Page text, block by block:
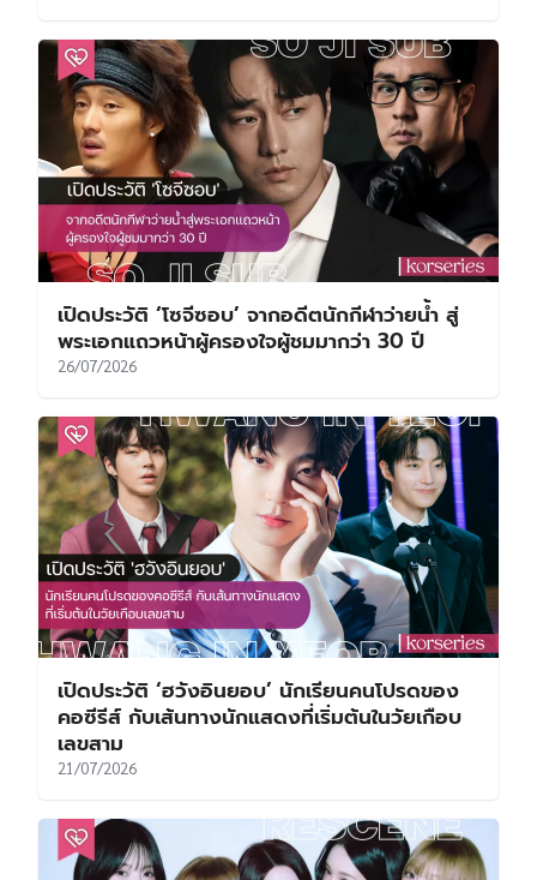
เปิดประวัติ ‘โซจีซอบ’ จากอดีตนักกีฬาว่ายน้ำ สู่
พระเอกแถวหน้าผู้ครองใจผู้ชมมากว่า 30 ปี
26/07/2026
เปิดประวัติ ‘ฮวังอินยอบ’ นักเรียนคนโปรดของ
คอซีรีส์ กับเส้นทางนักแสดงที่เริ่มต้นในวัยเกือบ
เลขสาม
21/07/2026